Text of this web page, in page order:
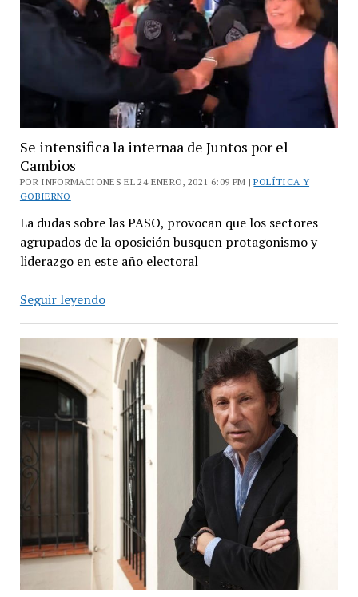
Se intensifica la internaa de Juntos por el
Cambios
POR INFORMACIONES EL 24 ENERO, 2021 6:09 PM |POLÍTICA Y
GOBIERNO
La dudas sobre las PASO, provocan que los sectores
agrupados de la oposición busquen protagonismo y
liderazgo en este año electoral
Seguir leyendoSe
la
internaa
de
Juntos
por
el
Cambios